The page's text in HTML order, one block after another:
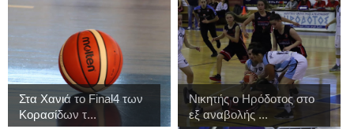
Στα Χανιά το Final4 των
Κορασίδων τ...
Νικητής ο Ηρόδοτος στο
εξ αναβολής ...